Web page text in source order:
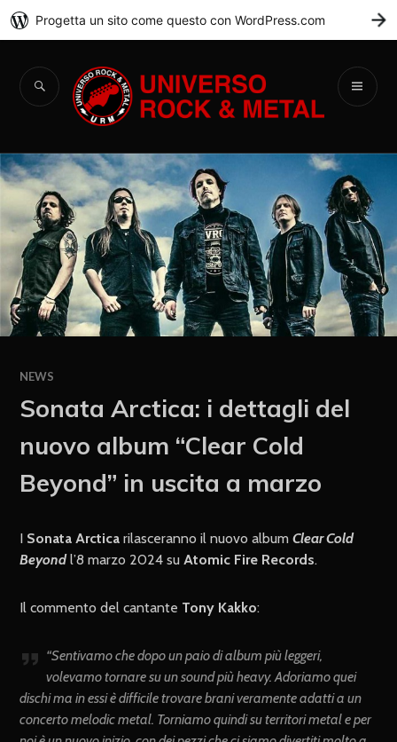
Universo Rock &
Metal
NEWS
Sonata Arctica: i dettagli del
nuovo album “Clear Cold
Beyond” in uscita a marzo
I Sonata Arctica rilasceranno il nuovo albumClear Cold
Beyondl’8 marzo 2024 suAtomic Fire Records.
Il commento del cantante Tony Kakko:
“Sentivamo che dopo un paio di album più leggeri,
volevamo tornare su un sound più heavy. Adoriamo quei
dischi ma in essi è difficile trovare brani veramente adatti a un
concerto melodic metal. Torniamo quindi su territori metal e per
Progetta un sito come questo con WordPress.com